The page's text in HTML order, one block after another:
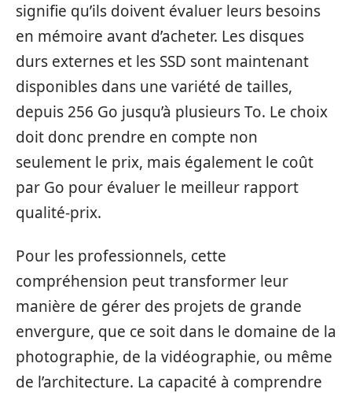
signifie qu’ils doivent évaluer leurs besoins
en mémoire avant d’acheter. Les disques
durs externes et les SSD sont maintenant
disponibles dans une variété de tailles,
depuis 256 Go jusqu’à plusieurs To. Le choix
doit donc prendre en compte non
seulement le prix, mais également le coût
par Go pour évaluer le meilleur rapport
qualité-prix.
Pour les professionnels, cette
compréhension peut transformer leur
manière de gérer des projets de grande
envergure, que ce soit dans le domaine de la
photographie, de la vidéographie, ou même
de l’architecture. La capacité à comprendre